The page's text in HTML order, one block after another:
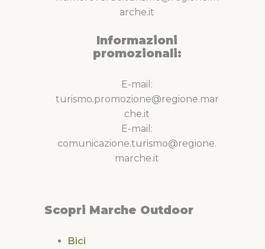
arche.it
Informazioni
promozionali:
E-mail:
turismo.promozione@regione.mar
che.it
E-mail:
comunicazione.turismo@regione.
marche.it
Scopri Marche Outdoor
Bici